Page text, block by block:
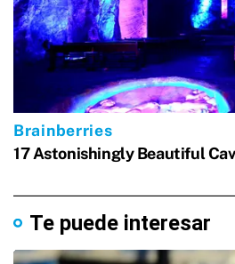
Te puede interesar